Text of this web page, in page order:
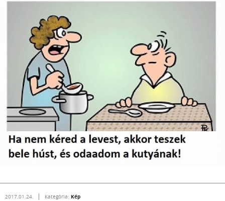
2017.01.24. Kategória: Kép